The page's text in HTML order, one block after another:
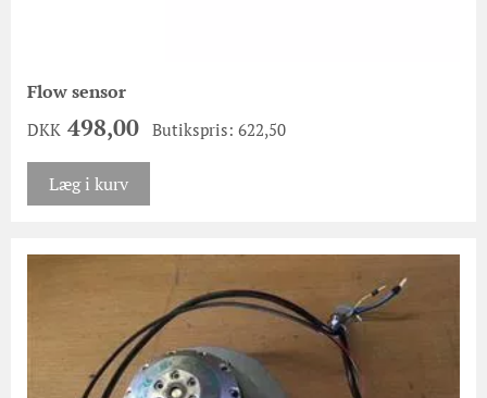
Flow sensor
DKK 498,00 Butikspris: 622,50
Læg i kurv